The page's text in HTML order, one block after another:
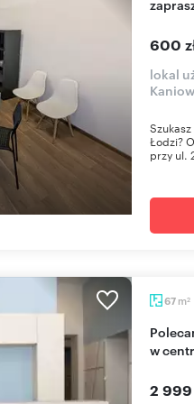
600
lokal
Łodzi?
przy ul.
67 m2
Polecam wyposażoną klinikę 67 m² z parkingiem
w
2 999